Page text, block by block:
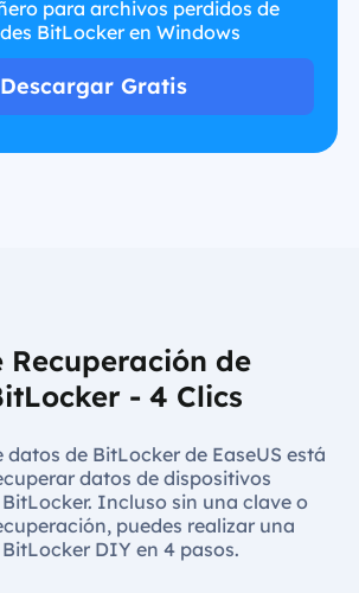
para archivos perdidos de
BitLocker en Windows
Descargar Gratis
de
- 4 Clics
datos de BitLocker de EaseUS está
datos de dispositivos
Incluso sin una clave o
puedes realizar una
DIY en 4 pasos.